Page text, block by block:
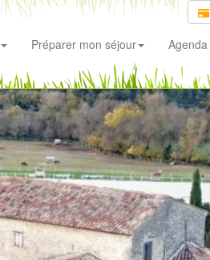
Préparer mon séjour Agenda